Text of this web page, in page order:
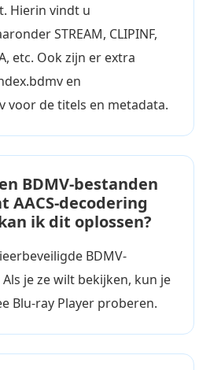
Hierin vindt u
STREAM, CLIPINF,
etc. Ook zijn er extra
en
voor de titels en metadata.
BDMV-bestanden
AACS-decodering
ik dit oplossen?
BDMV-
je ze wilt bekijken, kun je
Blu-ray Player proberen.